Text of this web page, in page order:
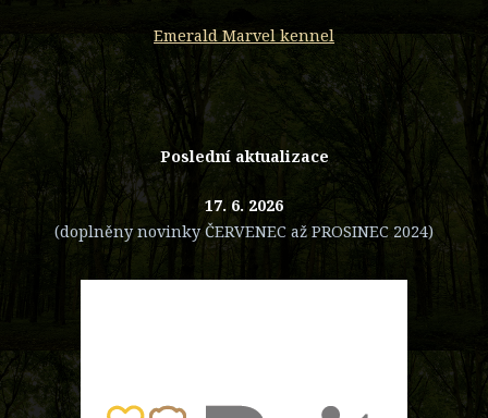
Emerald Marvel kennel
Poslední aktualizace
17. 6. 2026
(doplněny novinky ČERVENEC až PROSINEC 2024)